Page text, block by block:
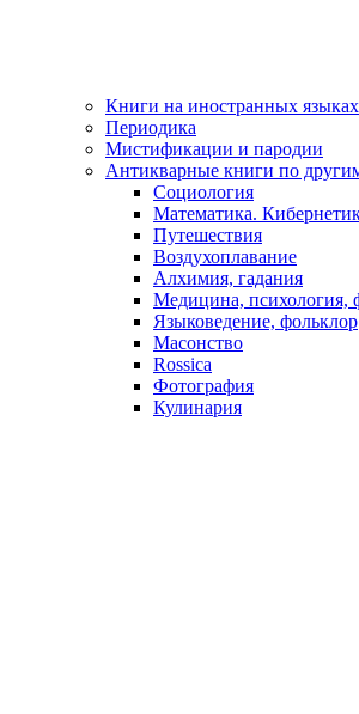
Книги на иностранных языках
Периодика
Мистификации и пародии
Антикварные книги по
Социология
Математика.
Путешествия
Воздухоплавание
Алхимия, гадания
Медицина, психология,
Языковедение, фольклор
Масонство
Rossica
Фотография
Кулинария